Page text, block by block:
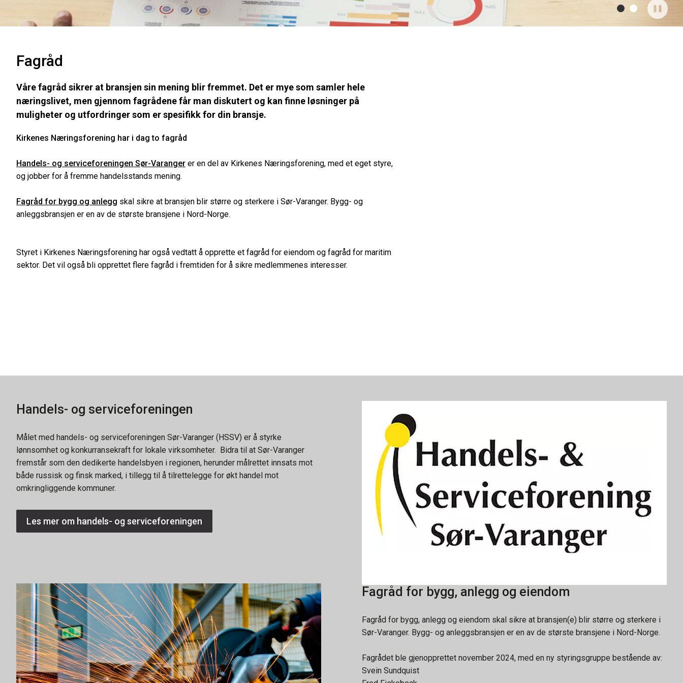
Fagråd
Våre fagråd sikrer at bransjen sin mening blir fremmet. Det er mye som samler hele
næringslivet, men gjennom fagrådene får man diskutert og kan finne løsninger på
muligheter og utfordringer som er spesifikk for din bransje.
Kirkenes Næringsforening har i dag to fagråd
Handels- og serviceforeningen Sør-Varanger er en del av Kirkenes Næringsforening, med et eget styre,
og jobber for å fremme handelsstands mening.
Fagråd for bygg og anlegg skal sikre at bransjen blir større og sterkere i Sør-Varanger. Bygg- og
anleggsbransjen er en av de største bransjene i Nord-Norge.
Styret i Kirkenes Næringsforening har også vedtatt å opprette et fagråd for eiendom og fagråd for maritim
sektor. Det vil også bli opprettet flere fagråd i fremtiden for å sikre medlemmenes interesser.
Handels- og serviceforeningen
Målet med handels- og serviceforeningen Sør-Varanger (HSSV) er å styrke
lønnsomhet og konkurransekraft for lokale virksomheter. Bidra til at Sør-Varanger
fremstår som den dedikerte handelsbyen i regionen, herunder målrettet innsats mot
både russisk og finsk marked, i tillegg til å tilrettelegge for økt handel mot
omkringliggende kommuner.
Les mer om handels- og serviceforeningen
Fagråd for bygg, anlegg og eiendom
Fagråd for bygg, anlegg og eiendom skal sikre at bransjen(e) blir større og sterkere i
Sør-Varanger. Bygg- og anleggsbransjen er en av de største bransjene i Nord-Norge.
Fagrådet ble gjenopprettet november 2024, med en ny styringsgruppe bestående av:
Svein Sundquist